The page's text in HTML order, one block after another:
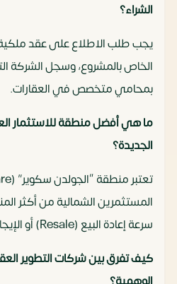
الشراء؟
يجب طلب الاطلاع على عقد ملكية
الخاص بالمشروع، وسجل الشركة
بمحامي متخصص في العقارات.
ما هي أفضل منطقة للاستثمار
الجديدة؟
المستثمرين الشمالية من أكثر
سرعة إعادة البيع (Resale) أو الإيجار.
كيف تفرق بين شركات التطوير